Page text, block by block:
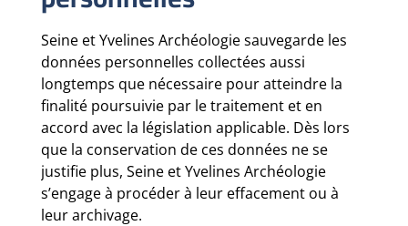
Seine et Yvelines Archéologie sauvegarde les
données personnelles collectées aussi
longtemps que nécessaire pour atteindre la
finalité poursuivie par le traitement et en
accord avec la législation applicable. Dès lors
que la conservation de ces données ne se
justifie plus, Seine et Yvelines Archéologie
s’engage à procéder à leur effacement ou à
leur archivage.